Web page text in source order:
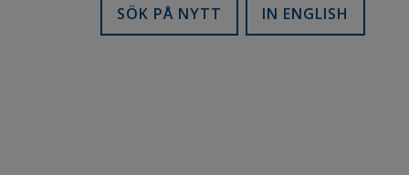
IN ENGLISH
SÖK PÅ NYTT